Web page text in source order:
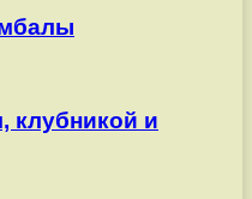
клубникой и